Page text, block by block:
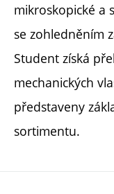
mikroskopické a
se zohledněním
Student získá
mechanických
představeny
sortimentu.